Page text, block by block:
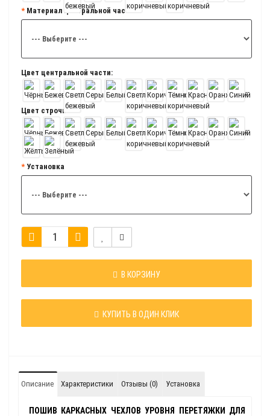
Материал центральной части
Цвет центральной части:
Цвет строчки:
Установка
В КОРЗИНУ
КУПИТЬ В ОДИН КЛИК
Описание Характеристики Отзывы (0) Установка
ПОШИВ КАРКАСНЫХ ЧЕХЛОВ УРОВНЯ ПЕРЕТЯЖКИ ДЛЯ